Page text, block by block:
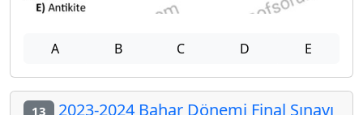
A B C D E
13 2023-2024 Bahar Dönemi Final Sınavı